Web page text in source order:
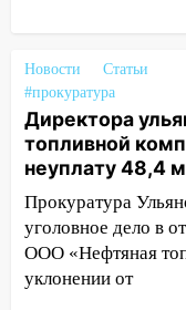
сорванные
затопленные
трамваи
12:17
после ливня
воду
12:12
ДТП с
Новости
Статьи
#прокуратура
Директора
топливной
неуплату 48,4
Прокуратура
уголовное дело в
ООО «Нефтяная
уклонении от